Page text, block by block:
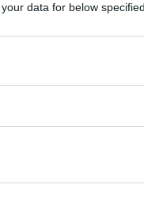
data for below